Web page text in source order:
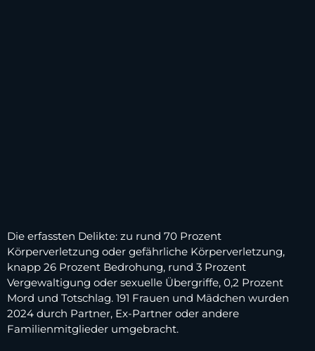
Die erfassten Delikte: zu rund 70 Prozent
Körperverletzung oder gefährliche Körperverletzung,
knapp 26 Prozent Bedrohung, rund 3 Prozent
Vergewaltigung oder sexuelle Übergriffe, 0,2 Prozent
Mord und Totschlag. 191 Frauen und Mädchen wurden
2024 durch Partner, Ex-Partner oder andere
Familienmitglieder umgebracht.